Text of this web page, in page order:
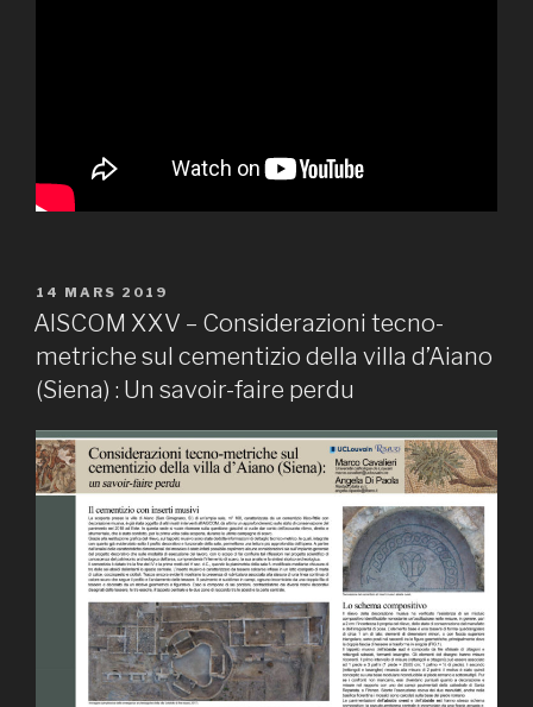
PUBLIÉ
LE
14 MARS 2019
AISCOM XXV – Considerazioni tecno-
metriche sul cementizio della villa d’Aiano
(Siena) : Un savoir-faire perdu